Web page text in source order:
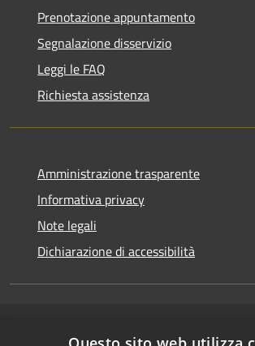
Prenotazione appuntamento
Segnalazione disservizio
Leggi le FAQ
Richiesta assistenza
Amministrazione trasparente
Informativa privacy
Note legali
Dichiarazione di accessibilità